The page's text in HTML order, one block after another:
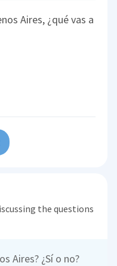
Aires, ¿qué vas a
the questions
Aires? ¿Sí o no?